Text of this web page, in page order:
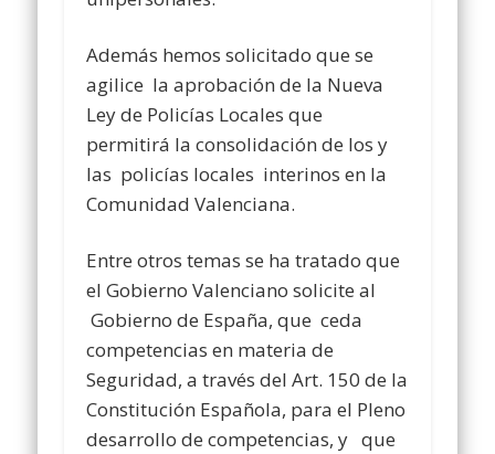
Además hemos solicitado que se
agilice la aprobación de la Nueva
Ley de Policías Locales que
permitirá la consolidación de los y
las policías locales interinos en la
Comunidad Valenciana.
Entre otros temas se ha tratado que
el Gobierno Valenciano solicite al
Gobierno de España, que ceda
competencias en materia de
Seguridad, a través del Art. 150 de la
Constitución Española, para el Pleno
desarrollo de competencias, y que